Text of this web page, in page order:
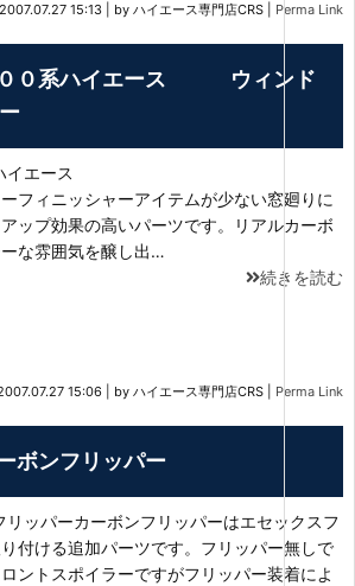
2007.07.27 15:13 by ハイエース専門店CRS Perma Link
００系ハイエース ウィンド
/２００系ハイエース
ッシャーアイテムが少ない窓廻りに
ップ効果の高いパーツです。リアルカーボ
な雰囲気を醸し出…
続きを読む
15:06 by ハイエース専門店CRS Perma Link
ボンフリッパー
リッパーカーボンフリッパーはエセックスフ
付ける追加パーツです。フリッパー無しで
ントスポイラーですがフリッパー装着によ